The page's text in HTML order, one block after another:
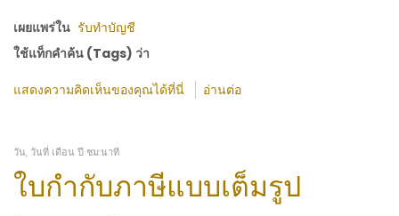
เผยแพร่ใน รับทำบัญชี
ใช้แท็กคำค้น (Tags) ว่า
แสดงความคิดเห็นของคุณได้ที่นี่ อ่านต่อ
วัน, วันที่ เดือน ปี ชม:นาที
ใบกำกับภาษีแบบเต็มรูป